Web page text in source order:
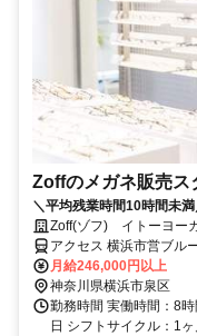
Zoffのメガネ販売ス
＼平均残業時間10時間未
90%★充実したOJTあり★
9月入社歓迎
Zoff(ゾフ) イトーヨー
アクセス 横浜市営ブル
ーライン 中田（神奈川
本線 いずみ中央徒歩約
月給246,000円以上
神奈川県横浜市泉区
勤務時間 実働時間：8
日 シフトサイクル：1